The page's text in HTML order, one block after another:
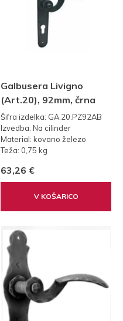
Galbusera Livigno
(Art.20), 92mm, črna
Šifra izdelka: GA.20.PZ92AB
Izvedba: Na cilinder
Material: kovano železo
Teža: 0,75 kg
63,26 €
V KOŠARICO